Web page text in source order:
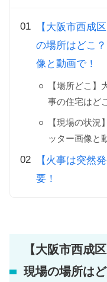
【大阪市西成
の場所はどこ
像と動画で！
【場所どこ
事の住宅はど
【現場の状
ッター画像と
【火事は突然
要！
【大阪市西成
現場の場所は